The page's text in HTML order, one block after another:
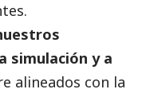
simulación y a
alineados con la